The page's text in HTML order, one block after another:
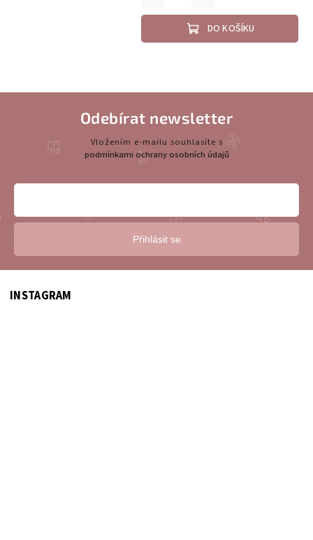
DO KOŠÍKU
INSTAGRAM
Odebírat newsletter
Vložením e-mailu souhlasíte s
podmínkami ochrany osobních údajů
Přihlásit se